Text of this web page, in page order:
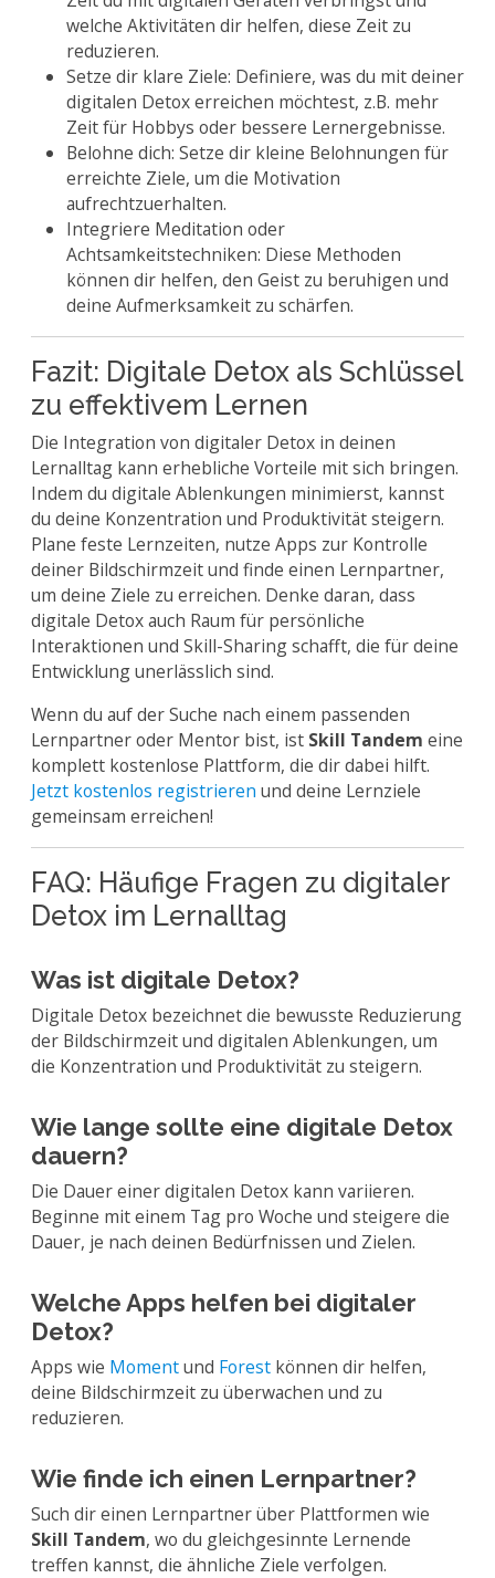
welche Aktivitäten dir helfen, diese Zeit zu
reduzieren.
Setze dir klare Ziele: Definiere, was du mit deiner
digitalen Detox erreichen möchtest, z.B. mehr
Zeit für Hobbys oder bessere Lernergebnisse.
Belohne dich: Setze dir kleine Belohnungen für
erreichte Ziele, um die Motivation
aufrechtzuerhalten.
Integriere Meditation oder
Achtsamkeitstechniken: Diese Methoden
können dir helfen, den Geist zu beruhigen und
deine Aufmerksamkeit zu schärfen.
Fazit: Digitale Detox als Schlüssel
zu effektivem Lernen
Die Integration von digitaler Detox in deinen
Lernalltag kann erhebliche Vorteile mit sich bringen.
Indem du digitale Ablenkungen minimierst, kannst
du deine Konzentration und Produktivität steigern.
Plane feste Lernzeiten, nutze Apps zur Kontrolle
deiner Bildschirmzeit und finde einen Lernpartner,
um deine Ziele zu erreichen. Denke daran, dass
digitale Detox auch Raum für persönliche
Interaktionen und Skill-Sharing schafft, die für deine
Entwicklung unerlässlich sind.
Wenn du auf der Suche nach einem passenden
Lernpartner oder Mentor bist, ist Skill Tandem eine
komplett kostenlose Plattform, die dir dabei hilft.
Jetzt kostenlos registrieren und deine Lernziele
gemeinsam erreichen!
FAQ: Häufige Fragen zu digitaler
Detox im Lernalltag
Was ist digitale Detox?
Digitale Detox bezeichnet die bewusste Reduzierung
der Bildschirmzeit und digitalen Ablenkungen, um
die Konzentration und Produktivität zu steigern.
Wie lange sollte eine digitale Detox
dauern?
Die Dauer einer digitalen Detox kann variieren.
Beginne mit einem Tag pro Woche und steigere die
Dauer, je nach deinen Bedürfnissen und Zielen.
Welche Apps helfen bei digitaler
Detox?
Apps wie Momentund Forest können dir helfen,
deine Bildschirmzeit zu überwachen und zu
reduzieren.
Wie finde ich einen Lernpartner?
Such dir einen Lernpartner über Plattformen wie
Skill Tandem, wo du gleichgesinnte Lernende
treffen kannst, die ähnliche Ziele verfolgen.